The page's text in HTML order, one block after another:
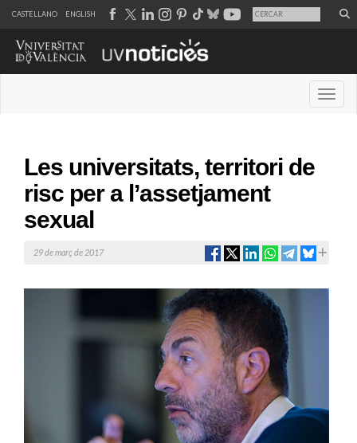
CASTELLANO ENGLISH
Les universitats, territori de
risc per a l’assetjament
sexual
29 de març de 2017